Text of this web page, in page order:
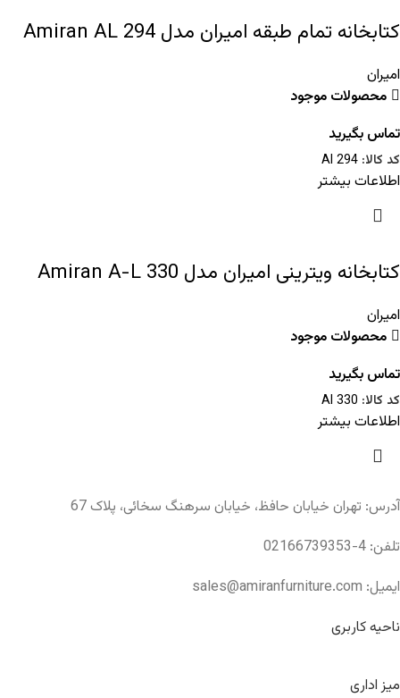
کتابخانه تمام طبقه امیران مدل Amiran AL 294
امیران
محصولات موجود
تماس بگیرید
کد کالا: Al 294
اطلاعات بیشتر
کتابخانه ویترینی امیران مدل Amiran A-L 330
امیران
محصولات موجود
تماس بگیرید
کد کالا: Al 330
اطلاعات بیشتر
آدرس: تهران خیابان حافظ، خیابان سرهنگ سخائی، پلاک 67
تلفن: 4-02166739353
ایمیل: sales@amiranfurniture.com
ناحیه کاربری
میز اداری